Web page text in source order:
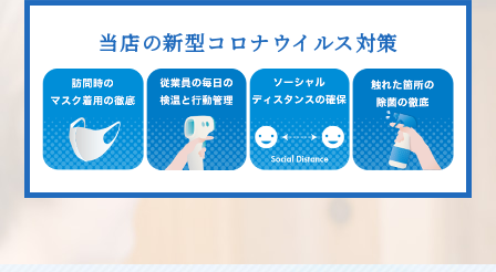
当店の新型コロナウイルス対策